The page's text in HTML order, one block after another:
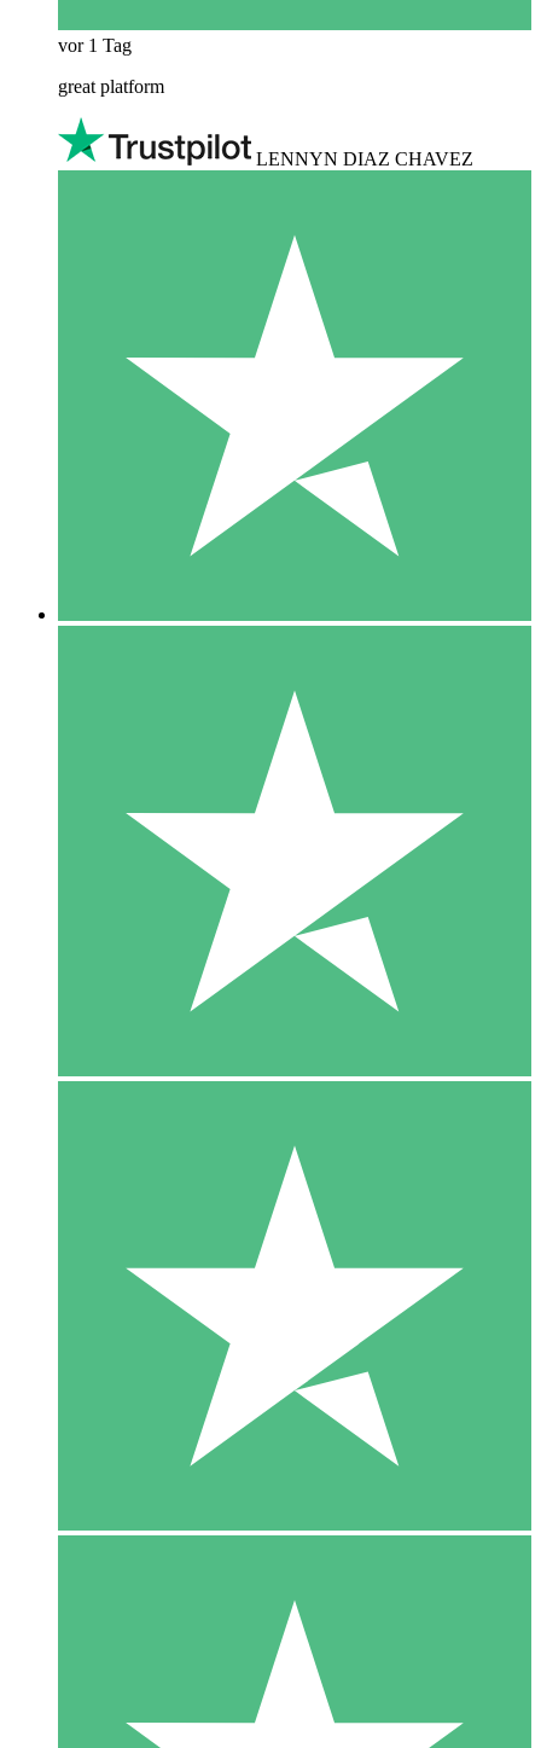
vor 1 Tag
great platform
LENNYN DIAZ CHAVEZ